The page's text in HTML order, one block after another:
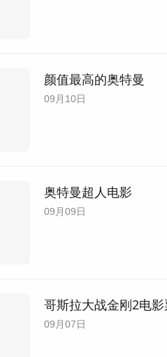
颜值最高的奥特曼
09月10日
奥特曼超人电影
09月09日
哥斯拉大战金刚2电
09月07日